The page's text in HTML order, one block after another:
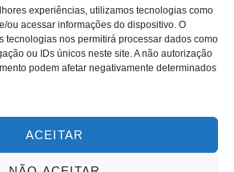
experiências, utilizamos tecnologias como
ou acessar informações do dispositivo. O
tecnologias nos permitirá processar dados como
ou IDs únicos neste site. A não autorização
podem afetar negativamente determinados
ACEITAR